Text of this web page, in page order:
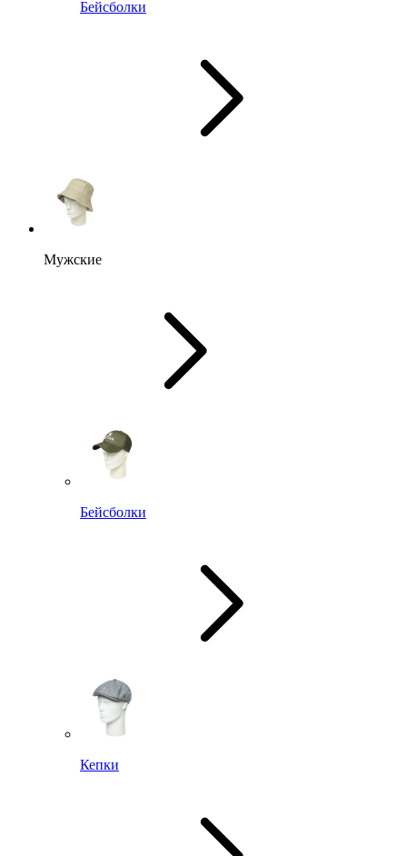
Бейсболки
Мужские
Бейсболки
Кепки